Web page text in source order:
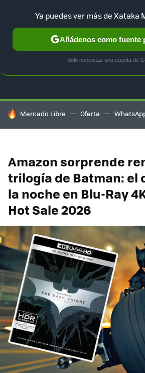
GUÍA DE COMPRAS
HOY SE HABLA DE
Mercado Libre Oferta
Amazon sorprende
trilogía de Batman: el
la noche en Blu-Ray
Hot Sale 2026
Ya puedes ver más de Xataka
Añádenos como fuente
Solo necesitas una cuenta de